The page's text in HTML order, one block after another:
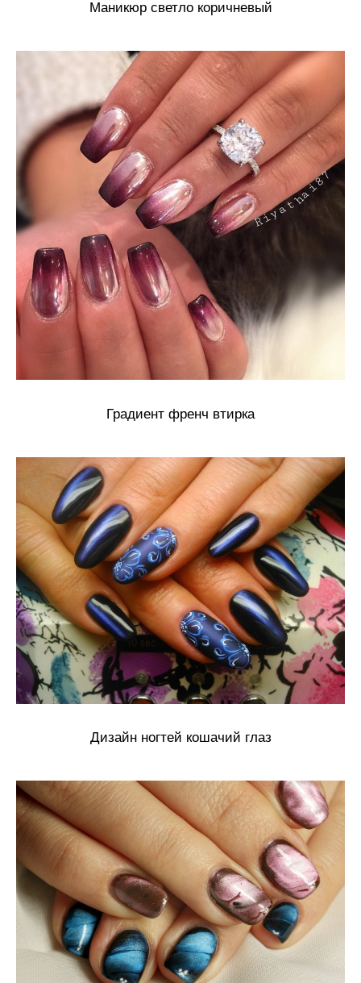
Маникюр светло коричневый
Градиент френч втирка
Дизайн ногтей кошачий глаз